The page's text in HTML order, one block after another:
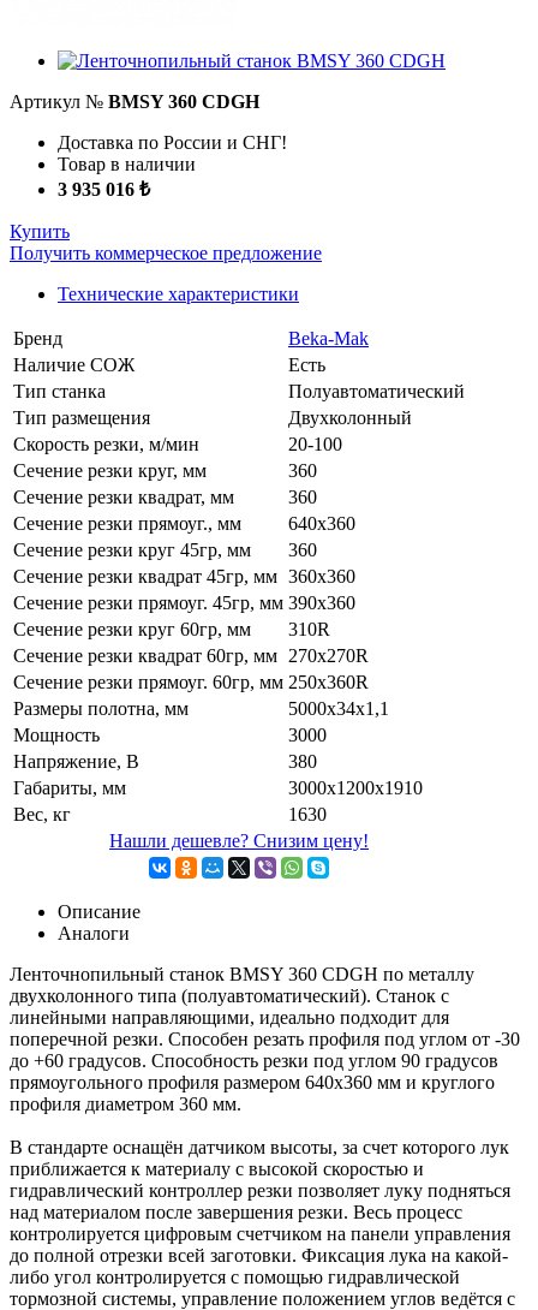
Артикул № BMSY 360 CDGH
Доставка по России и СНГ!
Товар в наличии
3 935 016 ₺
Купить
Получить коммерческое предложение
Технические характеристики
Бренд
Beka-Mak
Наличие СОЖ
Есть
Тип станка
Полуавтоматический
Тип размещения
Двухколонный
Скорость резки, м/мин
20-100
Сечение резки круг, мм
360
Сечение резки квадрат, мм
360
Сечение резки прямоуг., мм
640x360
Сечение резки круг 45гр, мм
360
Сечение резки квадрат 45гр, мм 360x360
Сечение резки прямоуг. 45гр, мм 390x360
Сечение резки круг 60гр, мм
310R
Сечение резки квадрат 60гр, мм 270x270R
Сечение резки прямоуг. 60гр, мм 250x360R
Размеры полотна, мм
5000x34x1,1
Мощность
3000
Напряжение, В
380
Габариты, мм
3000х1200х1910
Вес, кг
1630
Нашли дешевле? Снизим цену!
Описание
Аналоги
Ленточнопильный станок BMSY 360 CDGH по металлу
двухколонного типа (полуавтоматический). Станок с
линейными направляющими, идеально подходит для
поперечной резки. Способен резать профиля под углом от -30
до +60 градусов. Способность резки под углом 90 градусов
прямоугольного профиля размером 640х360 мм и круглого
профиля диаметром 360 мм.
В стандарте оснащён датчиком высоты, за счет которого лук
приближается к материалу с высокой скоростью и
гидравлический контроллер резки позволяет луку подняться
над материалом после завершения резки. Весь процесс
контролируется цифровым счетчиком на панели управления
до полной отрезки всей заготовки. Фиксация лука на какой-
либо угол контролируется с помощью гидравлической
тормозной системы, управление положением углов ведётся с